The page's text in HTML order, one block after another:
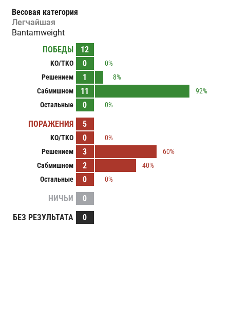
Весовая категория
Легчайшая
Bantamweight
ПОБЕДЫ
12
KO/TKO 0
0%
Решением
1
8%
Сабмишном
11
92%
Остальные
0 0%
ПОРАЖЕНИЯ 5
KO/TKO 0
0%
Решением
3
60%
Сабмишном
2
40%
Остальные
0 0%
НИЧЬИ
0
БЕЗ РЕЗУЛЬТАТА
0